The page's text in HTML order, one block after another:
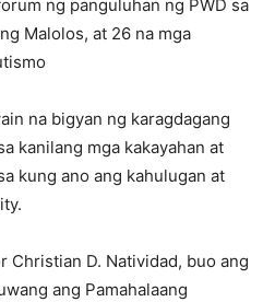
ng panguluhan ng PWD sa
Malolos, at 26 na mga
na bigyan ng karagdagang
kanilang mga kakayahan at
kung ano ang kahulugan at
Christian D. Natividad, buo ang
ang Pamahalaang